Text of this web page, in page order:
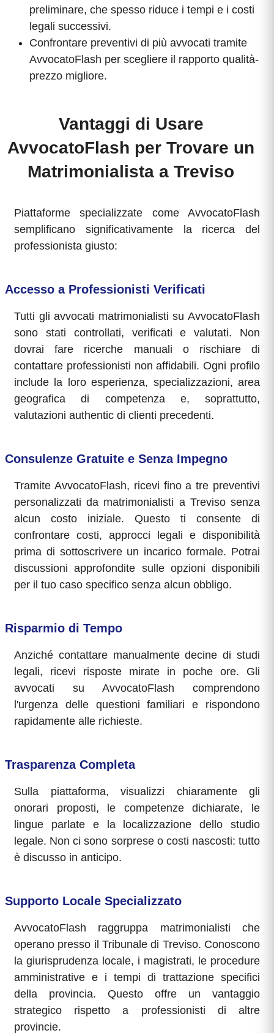
preliminare, che spesso riduce i tempi e i costi
legali successivi.
Confrontare preventivi di più avvocati tramite
AvvocatoFlash per scegliere il rapporto qualità-
prezzo migliore.
Vantaggi di Usare
AvvocatoFlash per Trovare un
Matrimonialista a Treviso
Piattaforme specializzate come AvvocatoFlash
semplificano significativamente la ricerca del
professionista giusto:
Accesso a Professionisti Verificati
Tutti gli avvocati matrimonialisti su AvvocatoFlash
sono stati controllati, verificati e valutati. Non
dovrai fare ricerche manuali o rischiare di
contattare professionisti non affidabili. Ogni profilo
include la loro esperienza, specializzazioni, area
geografica di competenza e, soprattutto,
valutazioni authentic di clienti precedenti.
Consulenze Gratuite e Senza Impegno
Tramite AvvocatoFlash, ricevi fino a tre preventivi
personalizzati da matrimonialisti a Treviso senza
alcun costo iniziale. Questo ti consente di
confrontare costi, approcci legali e disponibilità
prima di sottoscrivere un incarico formale. Potrai
discussioni approfondite sulle opzioni disponibili
per il tuo caso specifico senza alcun obbligo.
Risparmio di Tempo
Anziché contattare manualmente decine di studi
legali, ricevi risposte mirate in poche ore. Gli
avvocati su AvvocatoFlash comprendono
l'urgenza delle questioni familiari e rispondono
rapidamente alle richieste.
Trasparenza Completa
Sulla piattaforma, visualizzi chiaramente gli
onorari proposti, le competenze dichiarate, le
lingue parlate e la localizzazione dello studio
legale. Non ci sono sorprese o costi nascosti: tutto
è discusso in anticipo.
Supporto Locale Specializzato
AvvocatoFlash raggruppa matrimonialisti che
operano presso il Tribunale di Treviso. Conoscono
la giurisprudenza locale, i magistrati, le procedure
amministrative e i tempi di trattazione specifici
della provincia. Questo offre un vantaggio
strategico rispetto a professionisti di altre
provincie.